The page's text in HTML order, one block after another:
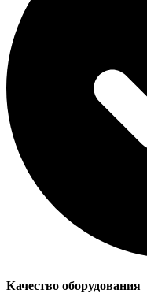
Качество оборудования